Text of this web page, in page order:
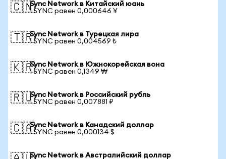
🇨🇳Sync Network в Китайский юань
1 SYNC равен 0,000646 ¥
🇹🇷Sync Network в Турецкая лира
1 SYNC равен 0,004569 ₺
🇰🇷Sync Network в Южнокорейская вона
1 SYNC равен 0,1349 ₩
🇷🇺Sync Network в Российский рубль
1 SYNC равен 0,007881 ₽
🇨🇦Sync Network в Канадский доллар
1 SYNC равен 0,000134 $
Sync Network в Австралийский доллар